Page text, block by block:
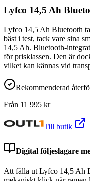
Lyfco 14,5 Ah
Lyfco 14,5 Ah Bluetooth
bäst i test, tack vare sina
14,5 Ah. Bluetooth-
för prisklassen. Den är
vilket kan kännas vid
Rekommenderad
Från 11 995 kr
Till butik
Digital följeslagare
Att fälla ut Lyfco 14,5 Ah